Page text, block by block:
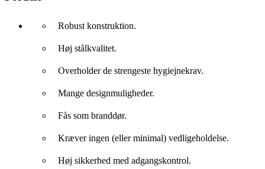
Robust konstruktion.
Høj stålkvalitet.
Overholder de strengeste hygiejnekrav.
Mange designmuligheder.
Fås som branddør.
Kræver ingen (eller minimal) vedligeholdelse.
Høj sikkerhed med adgangskontrol.